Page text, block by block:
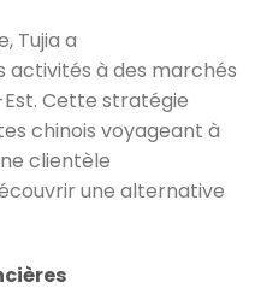
Tujia a
activités à des marchés
Est. Cette stratégie
chinois voyageant à
clientèle
une alternative